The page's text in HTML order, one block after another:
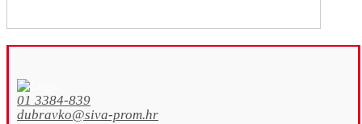
01 3384-839
dubravko@siva-prom.hr